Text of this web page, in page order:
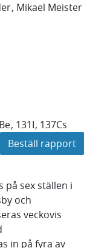
Mikael Meister
131I 137Cs
Beställ rapport
sex ställen i
och
veckovis
in på fyra av